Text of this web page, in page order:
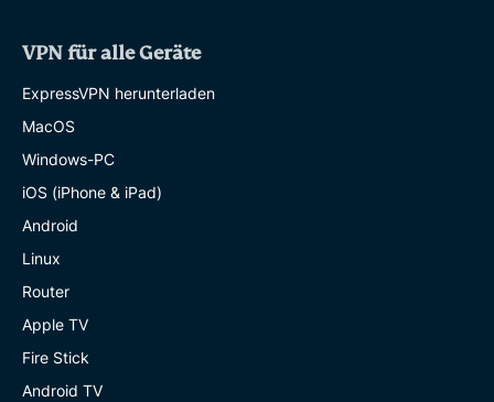
VPN für alle Geräte
ExpressVPN herunterladen
MacOS
Windows-PC
iOS (iPhone & iPad)
Android
Linux
Router
Apple TV
Fire Stick
Android TV